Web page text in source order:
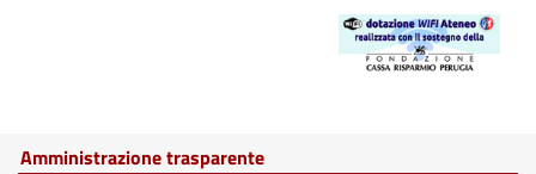
Amministrazione trasparente